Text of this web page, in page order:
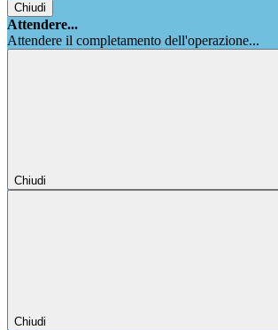
Chiudi
Attendere...
Attendere il completamento dell'operazione...
Chiudi
Chiudi